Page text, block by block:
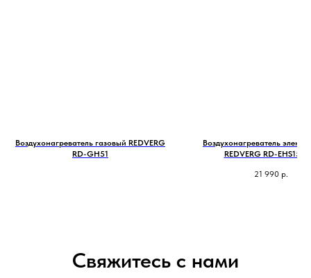
Воздухонагреватель газовый REDVERG
RD-GH51
Воздухонагреватель
REDVERG RD-EHS15/
21 990 р.
Свяжитесь с нами